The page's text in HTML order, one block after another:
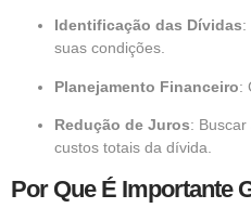
Identificação das Dívidas:
suas condições.
Planejamento Financeiro:
Redução de Juros:
custos totais da dívida.
Por Que É Importante